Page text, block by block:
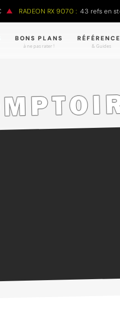
RADEON RX 9070 : 43 refs en
BONS PLANS
à ne pas rater ! & Guides